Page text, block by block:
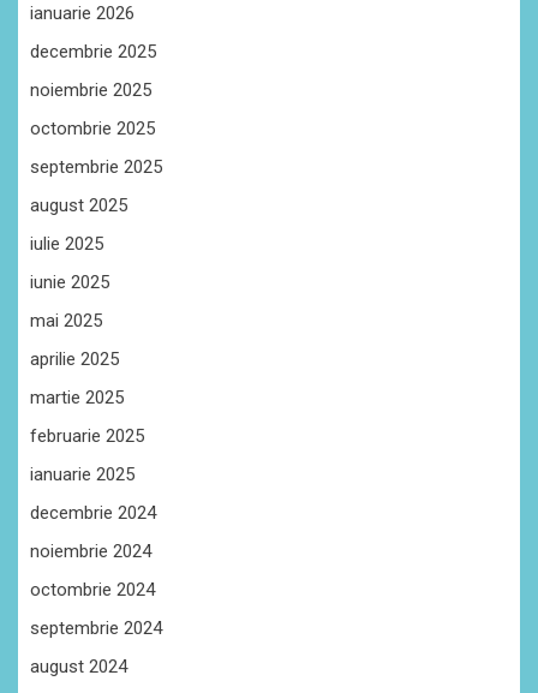
ianuarie 2026
decembrie 2025
noiembrie 2025
octombrie 2025
septembrie 2025
august 2025
iulie 2025
iunie 2025
mai 2025
aprilie 2025
martie 2025
februarie 2025
ianuarie 2025
decembrie 2024
noiembrie 2024
octombrie 2024
septembrie 2024
august 2024